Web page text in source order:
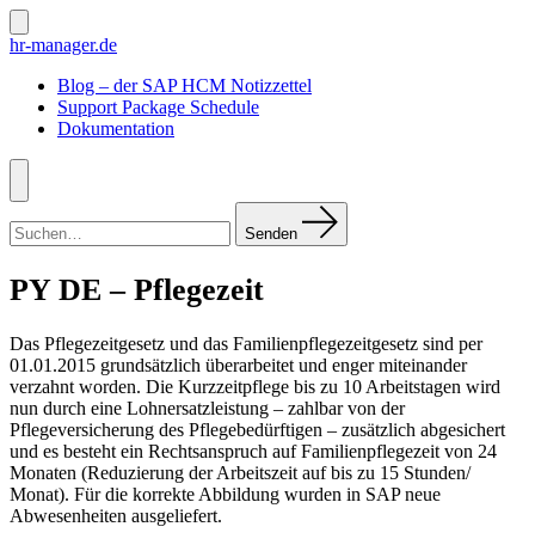
Zum
Inhalt
Suche
ein-/ausblenden
hr-manager.de
Blog – der SAP HCM Notizzettel
Support Package Schedule
Dokumentation
Menü
nach:
Senden
PY DE – Pflegezeit
Das Pflegezeitgesetz und das Familienpflegezeitgesetz sind per
01.01.2015 grundsätzlich überarbeitet und enger miteinander
verzahnt worden. Die Kurzzeitpflege bis zu 10 Arbeitstagen wird
nun durch eine Lohnersatzleistung – zahlbar von der
Pflegeversicherung des Pflegebedürftigen – zusätzlich abgesichert
und es besteht ein Rechtsanspruch auf Familienpflegezeit von 24
Monaten (Reduzierung der Arbeitszeit auf bis zu 15 Stunden/
Monat). Für die korrekte Abbildung wurden in SAP neue
Abwesenheiten ausgeliefert.